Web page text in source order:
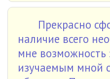
Прекрасно
наличие всего
мне возможность
изучаемым мной